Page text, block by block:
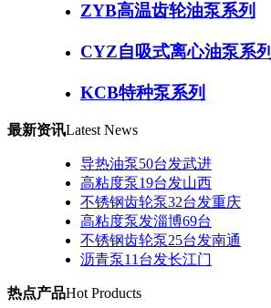
ZYB高温齿轮油泵系列
CYZ自吸式离心油泵系列
KCB特种泵系列
最新资讯Latest News
导热油泵50台发武进
高粘度泵19台发山西
不锈钢齿轮泵32台发重庆
高粘度泵发淄博69台
不锈钢齿轮泵25台发南通
沥青泵11台发长江门
热点产品Hot Products